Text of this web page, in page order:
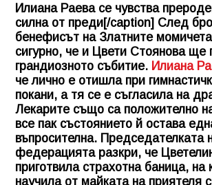
Илиана Раева се чувства
силна от преди[/caption] След
бенефисът на Златните
сигурно, че и Цвети Стоянова ще
грандиозното събитие. Илиана
че лично е отишла при
покани, а тя се е съгласила на
Лекарите също са положително
все пак състоянието й остава
въпросителна. Председателката
федерацията разкри, че
приготвила страхотна баница, на
научила от майката на приятеля